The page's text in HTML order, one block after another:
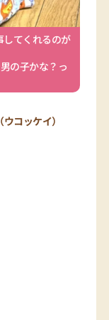
てくれるのが
の子かな？っ
コッケイ）